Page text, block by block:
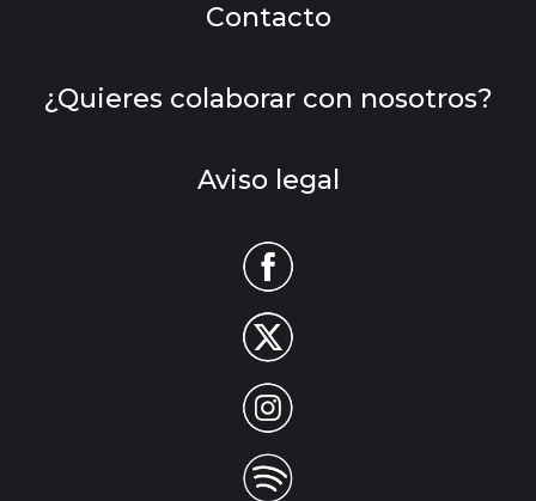
Contacto
¿Quieres colaborar con nosotros?
Aviso legal